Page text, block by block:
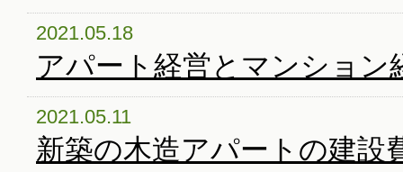
2021.05.18
アパート経営とマンション
2021.05.11
新築の木造アパートの建設